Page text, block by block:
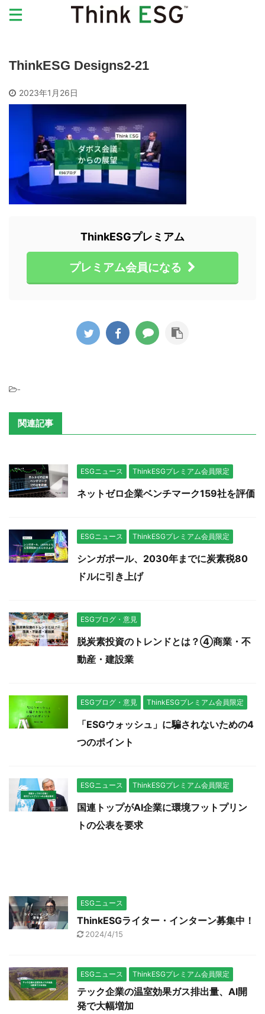
ThinkESG Designs2-21
2023年1月26日
ThinkESGプレミアム
プレミアム会員になる
-
関連記事
ESGニュース ThinkESGプレミアム会員限定
ネットゼロ企業ベンチマーク159社を評価
ESGニュース ThinkESGプレミアム会員限定
シンガポール、2030年までに炭素税80
ドルに引き上げ
ESGブログ・意見
脱炭素投資のトレンドとは？④商業・不
動産・建設業
ESGブログ・意見 ThinkESGプレミアム会員限定
「ESGウォッシュ」に騙されないための4
つのポイント
ESGニュース ThinkESGプレミアム会員限定
国連トップがAI企業に環境フットプリン
トの公表を要求
ESGニュース
ThinkESGライター・インターン募集中！
2024/4/15
ESGニュース ThinkESGプレミアム会員限定
テック企業の温室効果ガス排出量、AI開
発で大幅増加